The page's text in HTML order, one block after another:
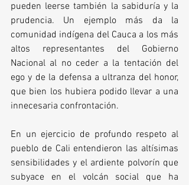
pueden leerse también la sabiduría y la
prudencia. Un ejemplo más da la
comunidad indígena del Cauca a los más
altos representantes del Gobierno
Nacional al no ceder a la tentación del
ego y de la defensa a ultranza del honor,
que bien los hubiera podido llevar a una
innecesaria confrontación.
En un ejercicio de profundo respeto al
pueblo de Cali entendieron las altísimas
sensibilidades y el ardiente polvorín que
subyace en el volcán social que ha